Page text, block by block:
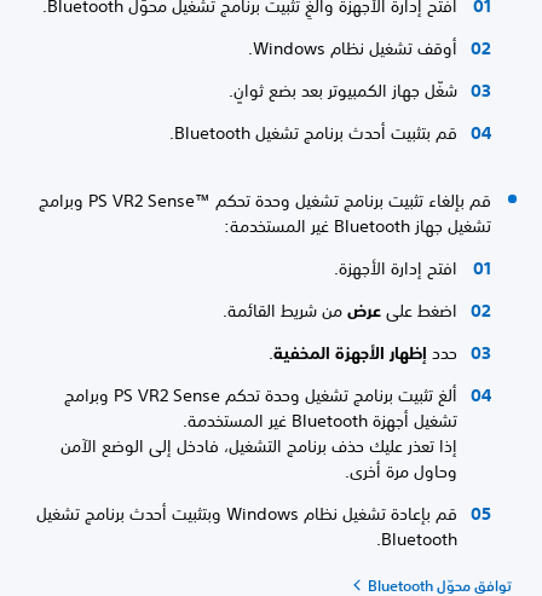
افتح إدارة الأجهزة والغِ تثبيت برنامج تشغيل محوّل Bluetooth.
أوقف تشغيل نظام Windows.
شغّل جهاز الكمبيوتر بعد بضع ثوانٍ.
قم بتثبيت أحدث برنامج تشغيل Bluetooth.
قم بإلغاء تثبيت برنامج تشغيل وحدة تحكم PS VR2 Sense™‎ وبرامج
تشغيل جهاز Bluetooth غير المستخدمة:
افتح إدارة الأجهزة.
اضغط علىعرضمن شريط القائمة.
حددإظهار الأجهزة المخفية.
ألغ تثبيت برنامج تشغيل وحدة تحكم PS VR2 Sense وبرامج
تشغيل أجهزة Bluetooth غير المستخدمة.
إذا تعذر عليك حذف برنامج التشغيل، فادخل إلى الوضع الآمن
وحاول مرة أخرى.
قم بإعادة تشغيل نظام Windows‎ وبتثبيت أحدث برنامج تشغيل
Bluetooth.
توافق محوّل Bluetooth